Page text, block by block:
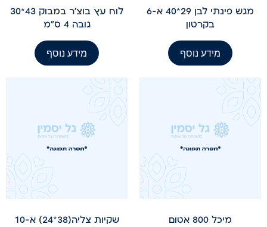
מגש פינתי לבן 29*40 א-6
בקרטון
מידע נוסף
לוח עץ בוצ'ר במבוק 43*30
גובה 4 ס"מ
מידע נוסף
מיכל 800 אטום
שקיות צליה(38*24) א-10